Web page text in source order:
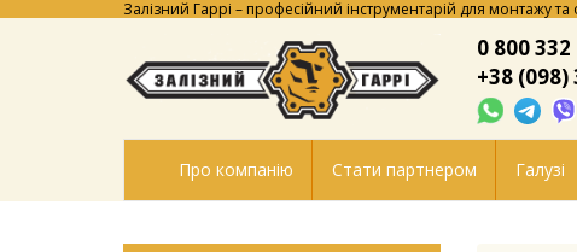
Залізний Гаррі – професійний інструментарій для монтажу
0 800 332
+38 (098)
Про компанію Стати партнером Галузі